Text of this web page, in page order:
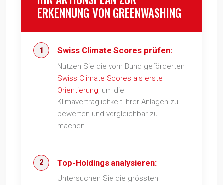
ERKENNUNG VON GREENWASHING
Swiss Climate Scores prüfen:
Nutzen Sie die vom Bund geförderten
Swiss Climate Scores als erste
Orientierung, um die
Klimaverträglichkeit Ihrer Anlagen zu
bewerten und vergleichbar zu
machen.
Top-Holdings analysieren:
Untersuchen Sie die grössten